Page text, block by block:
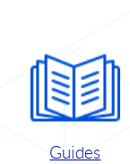
Guides